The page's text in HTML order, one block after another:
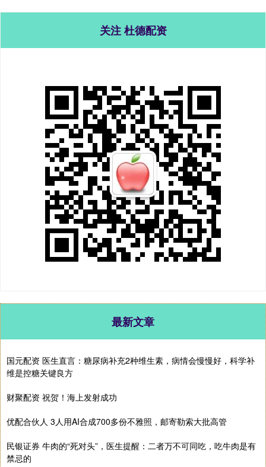
关注 杜德配资
最新文章
国元配资 医生直言：糖尿病补充2种维生素，病情会慢慢好，科学补
维是控糖关键良方
财聚配资 祝贺！海上发射成功
优配合伙人 3人用AI合成700多份不雅照，邮寄勒索大批高管
民银证券 牛肉的“死对头”，医生提醒：二者万不可同吃，吃牛肉是有
禁忌的